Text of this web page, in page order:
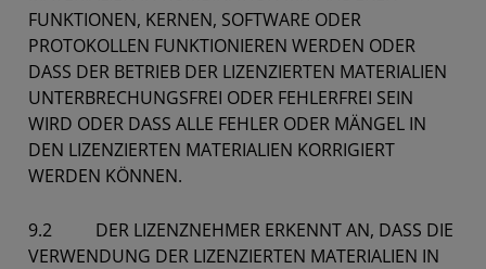
FUNKTIONEN, KERNEN, SOFTWARE ODER
PROTOKOLLEN FUNKTIONIEREN WERDEN ODER
DASS DER BETRIEB DER LIZENZIERTEN MATERIALIEN
UNTERBRECHUNGSFREI ODER FEHLERFREI SEIN
WIRD ODER DASS ALLE FEHLER ODER MÄNGEL IN
DEN LIZENZIERTEN MATERIALIEN KORRIGIERT
WERDEN KÖNNEN.
9.2 DER LIZENZNEHMER ERKENNT AN, DASS DIE
VERWENDUNG DER LIZENZIERTEN MATERIALIEN IN